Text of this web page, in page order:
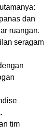
dan
ruangan.
seragam
tim